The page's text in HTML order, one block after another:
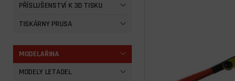
PŘÍSLUŠENSTVÍ K 3D TISKU
TISKÁRNY PRUSA
MODELAŘINA
MODELY LETADEL